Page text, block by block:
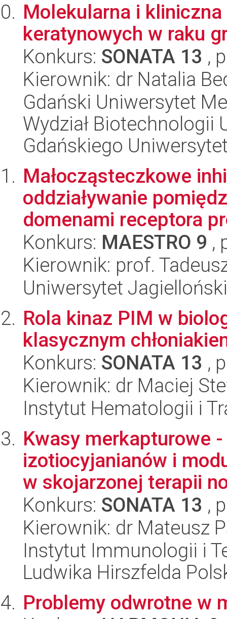
Molekularna i
keratynowych w raku
Konkurs: SONATA 13 ,
Kierownik: dr Natalia
Gdański Uniwersytet
Wydział Biotechnologii
Gdańskiego
Małocząsteczkowe
oddziaływanie
domenami receptora
Konkurs: MAESTRO 9 ,
Kierownik: prof.
Uniwersytet
Rola kinaz PIM w
klasycznym
Konkurs: SONATA 13 ,
Kierownik: dr Maciej
Instytut Hematologii i
Kwasy merkapturowe
izotiocyjanianów i
w skojarzonej terapii
Konkurs: SONATA 13 ,
Kierownik: dr Mateusz
Instytut Immunologii i
Ludwika Hirszfelda
Problemy odwrotne w